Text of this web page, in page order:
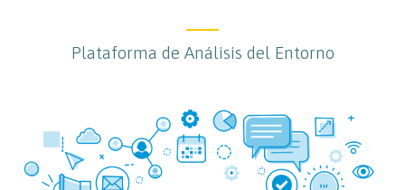
Plataforma de Análisis del Entorno